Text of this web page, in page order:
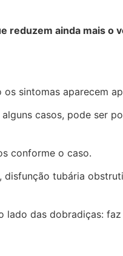
reduzem ainda mais o
sintomas aparecem
casos, pode ser
conforme o caso.
tubária
das dobradiças: